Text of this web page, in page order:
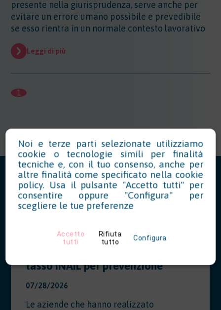
presente nella giurisprudenza, serve anche per
evitare un errore umano possibile e prevedibile
se esso rientra in un normale contesto lavorativo
Leggi di più
1
News in Evidenza
tasso INAIL per prevenzione
07/28/2026
Le aziende che hanno realizzato
Noi e terze parti selezionate utilizziamo
cookie o tecnologie simili per finalità
tecniche e, con il tuo consenso, anche per
altre finalità come specificato nella cookie
policy. Usa il pulsante "Accetto tutti" per
consentire oppure "Configura" per
scegliere le tue preferenze
Accetto
tutti
Rifiuta
tutto
Configura